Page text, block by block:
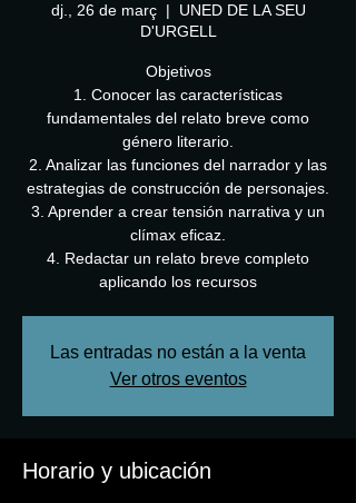
dj., 26 de març
  |
UNED DE LA SEU
D'URGELL
Objetivos
1. Conocer las características
fundamentales del relato breve como
género literario.
2. Analizar las funciones del narrador y las
estrategias de construcción de personajes.
3. Aprender a crear tensión narrativa y un
clímax eficaz.
4. Redactar un relato breve completo
aplicando los recursos
Las entradas no están a la venta
Ver otros eventos
Horario y ubicación